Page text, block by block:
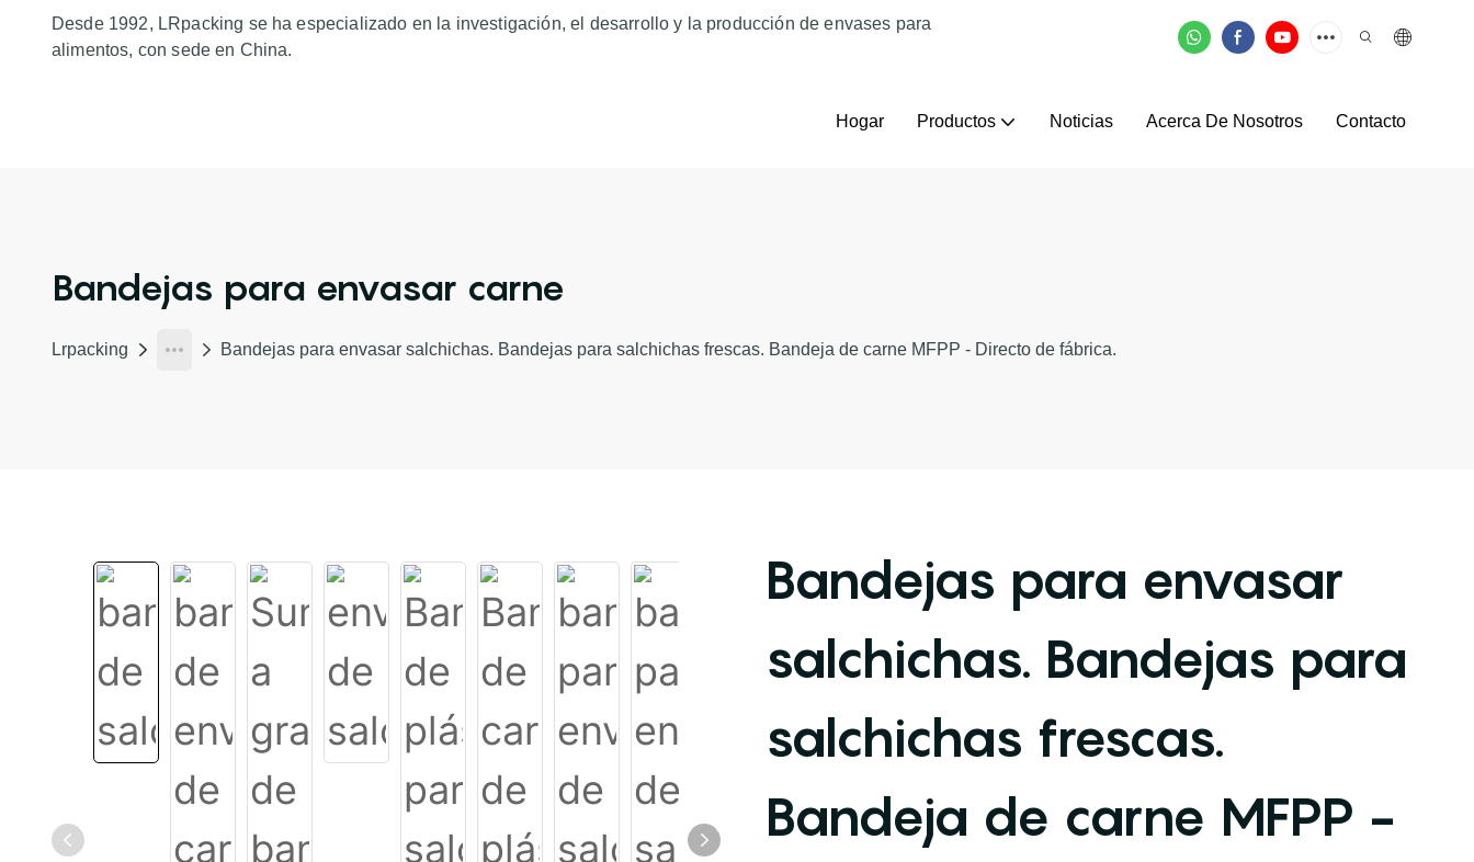
Desde 1992, LRpacking se ha especializado en la investigación, el desarrollo y la producción de envases para
alimentos, con sede en China.
Hogar Productos Noticias Acerca De Nosotros Contacto
Bandejas para envasar carne
Lrpacking Bandejas para envasar salchichas. Bandejas para salchichas frescas. Bandeja de carne MFPP - Directo de fábrica.
Bandejas para envasar
salchichas. Bandejas para
salchichas frescas.
Bandeja de carne MFPP -